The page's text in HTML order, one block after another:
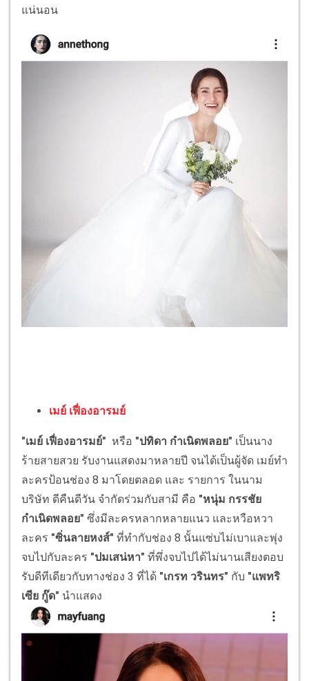
แน่นอน
เมย์ เฟื่องอารมย์
"เมย์ เฟื่องอารมย์" หรือ "ปทิดา กำเนิดพลอย" เป็นนาง
ร้ายสายสวย รับงานแสดงมาหลายปี จนได้เป็นผู้จัด เมย์ทำ
ละครป้อนช่อง 8 มาโดยตลอด และ รายการ ในนาม
บริษัท ดีคืนดีวัน จำกัดร่วมกับสามี คือ "หนุ่ม กรรชัย
กำเนิดพลอย" ซึ่งมีละครหลากหลายแนว และหวือหวา
ละคร "ซิ่นลายหงส์" ที่ทำกับช่อง 8 นั้นแซ่บไม่เบาและพุ่ง
จบไปกับละคร "ปมเสน่หา" ที่พึ่งจบไปได้ไม่นานเสียงตอบ
รับดีทีเดียวกับทางช่อง 3 ที่ได้ "เกรท วรินทร" กับ "แพทริ
เซีย กู๊ด" นำแสดง